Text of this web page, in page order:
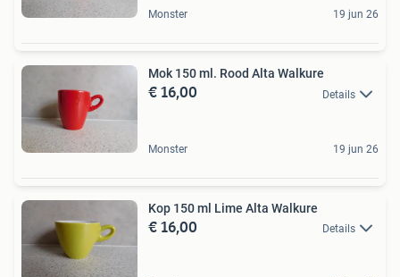
Monster 19 jun 26
Mok 150 ml. Rood Alta Walkure
€ 16,00 Details
Monster 19 jun 26
Kop 150 ml Lime Alta Walkure
€ 16,00 Details